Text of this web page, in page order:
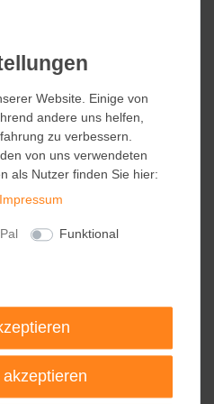
Website. Einige von
andere uns helfen,
zu verbessern.
von uns verwendeten
als Nutzer finden Sie hier:
Impressum
Funktional
zzgl.
Versandkosten
COLO Küchenrollenhalter
Farben
zzgl.Versandkosten
Kurzzeitmesser
matt Kunststoff
16,50 €
inkl. ges. MwSt.
zzgl.Versandkosten
Website. Einige von
andere uns helfen,
zu verbessern.
von uns verwendeten
als Nutzer finden Sie hier:
Impressum
Funktional